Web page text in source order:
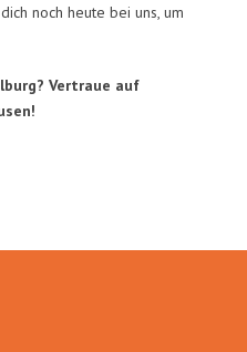
noch heute bei uns, um
Vertraue auf